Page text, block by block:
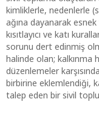
kimliklerle, nedenlerle
ağına dayanarak
kısıtlayıcı ve katı
sorunu dert edinmiş
halinde olan; kalkınma
düzenlemeler
birbirine eklemlendiği,
talep eden bir sivil